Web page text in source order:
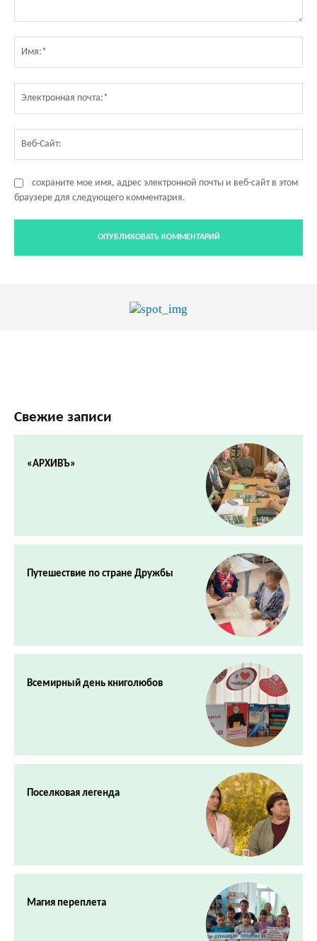
сохраните мое имя, адрес электронной почты и веб-сайт в этом
браузере для следующего комментария.
Свежие записи
«АРХИВЪ»
Путешествие по стране Дружбы
Всемирный день книголюбов
Поселковая легенда
Магия переплета